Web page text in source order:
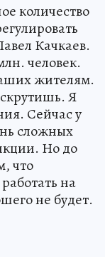
количество
Качкаев.
человек.
жителям.
Я
Сейчас у
сложных
Но до
что
на
не будет.